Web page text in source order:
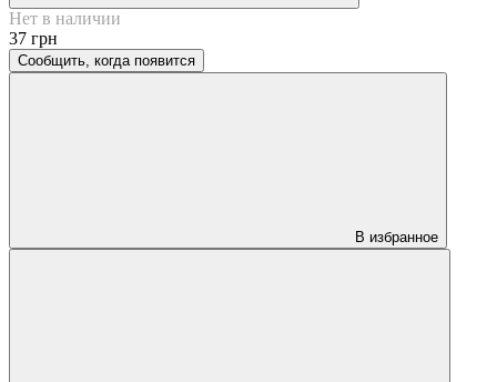
Нет в наличии
37 грн
Сообщить, когда появится
В избранное